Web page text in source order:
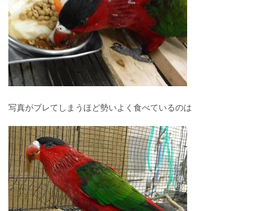
写真がブレてしまうほど勢いよく食べているのは